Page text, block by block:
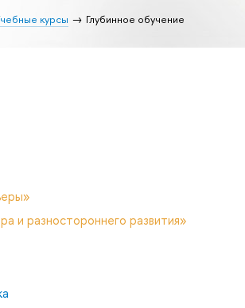
курсы Глубинное обучение
и разностороннего развития»